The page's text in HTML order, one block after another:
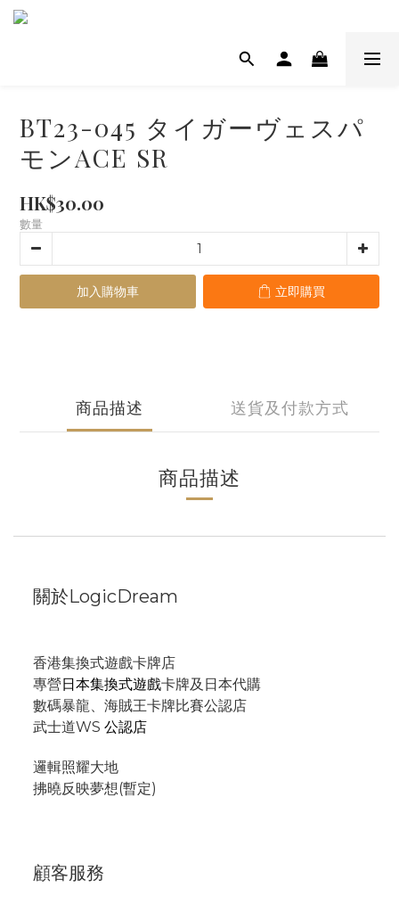
BT23-045 タイガーヴェスパ
モンACE SR
HK$30.00
數量
加入購物車 立即購買
商品描述 送貨及付款方式
商品描述
關於LogicDream
香港集換式遊戲卡牌店
專營日本集換式遊戲卡牌及日本代購
數碼暴龍、海賊王卡牌比賽公認店
武士道WS 公認店
邏輯照耀大地
拂曉反映夢想(暫定)
顧客服務